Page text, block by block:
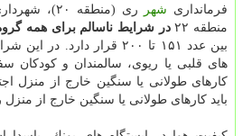
فرمانداری شهر
منطقه ۲۲
در شرایط ناسالم برای همه
بین عدد ۱۵۱ تا ۲۰۰ قرار دارد.
های قلبی یا ریوی، سالمندان و كودكان
كارهای طولانی یا سنگین خارج از منزل
باید كارهای طولانی یا سنگین خارج از منزل